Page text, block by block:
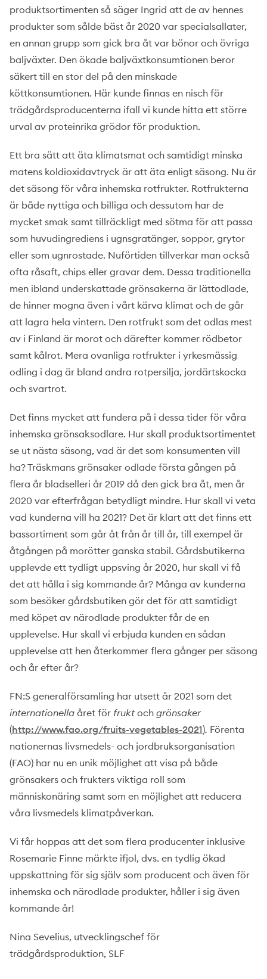
produktsortimenten så säger Ingrid att de av hennes
produkter som sålde bäst år 2020 var specialsallater,
en annan grupp som gick bra åt var bönor och övriga
baljväxter. Den ökade baljväxtkonsumtionen beror
säkert till en stor del på den minskade
köttkonsumtionen. Här kunde finnas en nisch för
trädgårdsproducenterna ifall vi kunde hitta ett större
urval av proteinrika grödor för produktion.
Ett bra sätt att äta klimatsmat och samtidigt minska
matens koldioxidavtryck är att äta enligt säsong. Nu är
det säsong för våra inhemska rotfrukter. Rotfrukterna
är både nyttiga och billiga och dessutom har de
mycket smak samt tillräckligt med sötma för att passa
som huvudingrediens i ugnsgratänger, soppor, grytor
eller som ugnrostade. Nuförtiden tillverkar man också
ofta råsaft, chips eller gravar dem. Dessa traditionella
men ibland underskattade grönsakerna är lättodlade,
de hinner mogna även i vårt kärva klimat och de går
att lagra hela vintern. Den rotfrukt som det odlas mest
av i Finland är morot och därefter kommer rödbetor
samt kålrot. Mera ovanliga rotfrukter i yrkesmässig
odling i dag är bland andra rotpersilja, jordärtskocka
och svartrot.
Det finns mycket att fundera på i dessa tider för våra
inhemska grönsaksodlare. Hur skall produktsortimentet
se ut nästa säsong, vad är det som konsumenten vill
ha? Träskmans grönsaker odlade första gången på
flera år bladselleri år 2019 då den gick bra åt, men år
2020 var efterfrågan betydligt mindre. Hur skall vi veta
vad kunderna vill ha 2021? Det är klart att det finns ett
bassortiment som går åt från år till år, till exempel är
åtgången på morötter ganska stabil. Gårdsbutikerna
upplevde ett tydligt uppsving år 2020, hur skall vi få
det att hålla i sig kommande år? Många av kunderna
som besöker gårdsbutiken gör det för att samtidigt
med köpet av närodlade produkter får de en
upplevelse. Hur skall vi erbjuda kunden en sådan
upplevelse att hen återkommer flera gånger per säsong
och år efter år?
FN:S generalförsamling har utsett år 2021 som det
internationella året för fruktoch grönsaker
(http://www.fao.org/fruits-vegetables-2021). Förenta
nationernas livsmedels- och jordbruksorganisation
(FAO) har nu en unik möjlighet att visa på både
grönsakers och frukters viktiga roll som
människonäring samt som en möjlighet att reducera
våra livsmedels klimatpåverkan.
Vi får hoppas att det som flera producenter inklusive
Rosemarie Finne märkte ifjol, dvs. en tydlig ökad
uppskattning för sig själv som producent och även för
inhemska och närodlade produkter, håller i sig även
kommande år!
Nina Sevelius, utvecklingschef för
trädgårdsproduktion, SLF